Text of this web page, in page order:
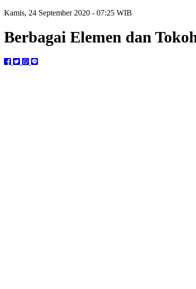
Kamis, 24 September 2020 - 07:25 WIB
Berbagai Elemen dan